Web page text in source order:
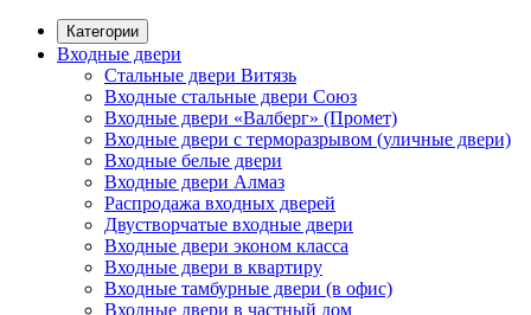
Категории
Входные двери
Стальные двери Витязь
Входные стальные двери Союз
Входные двери «Валберг» (Промет)
Входные двери с терморазрывом (уличные двери)
Входные белые двери
Входные двери Алмаз
Распродажа входных дверей
Двустворчатые входные двери
Входные двери эконом класса
Входные двери в квартиру
Входные тамбурные двери (в офис)
Входные двери в частный дом